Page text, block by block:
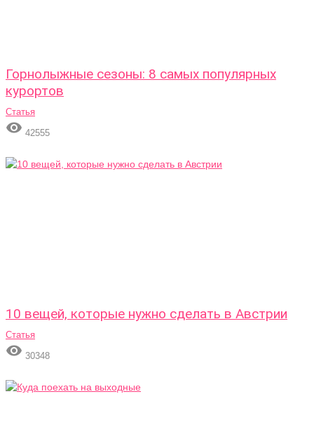
Горнолыжные сезоны: 8 самых популярных
курортов
Статья
 42555
10 вещей, которые нужно сделать в Австрии
Статья
 30348